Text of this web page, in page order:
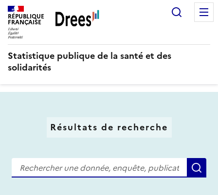
Aller
au
contenu
principal
RÉPUBLIQUE
FRANÇAISE
Statistique publique de la santé et des
solidarités
Résultats de recherche
Recherche